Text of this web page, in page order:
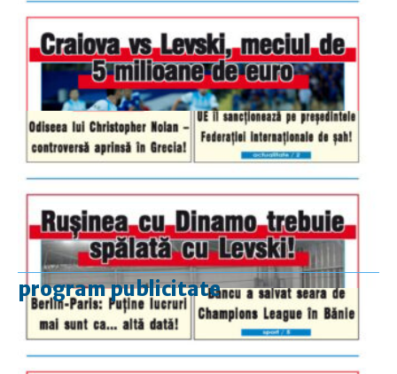
program publicitate
luni-vineri
9.00 - 17.00